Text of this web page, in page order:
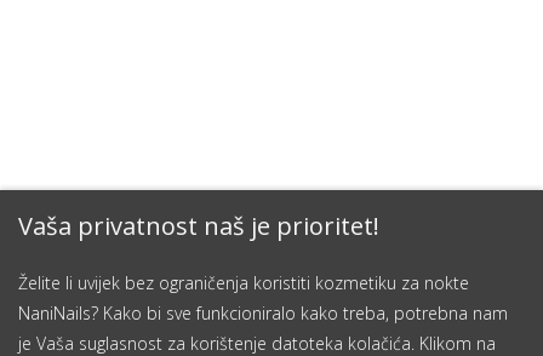
Vaša privatnost naš je prioritet!
Želite li uvijek bez ograničenja koristiti kozmetiku za nokte
NaniNails? Kako bi sve funkcioniralo kako treba, potrebna nam
je Vaša suglasnost za korištenje datoteka kolačića. Klikom na